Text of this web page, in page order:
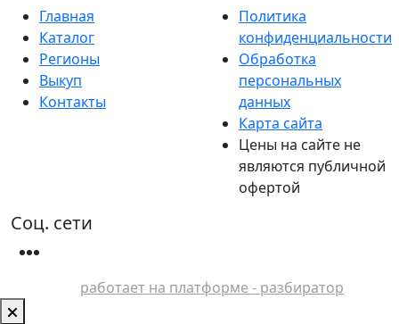
Главная
Каталог
Регионы
Выкуп
Контакты
Политика
конфиденциальности
Обработка
персональных
данных
Карта сайта
Цены на сайте не
являются публичной
офертой
Соц. сети
работает на платформе - разбиратор